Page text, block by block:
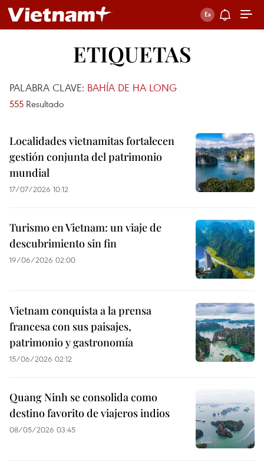
ETIQUETAS
PALABRA CLAVE: BAHÍA DE HA LONG
555 Resultado
Localidades vietnamitas fortalecen
gestión conjunta del patrimonio
mundial
17/07/2026 10:12
Turismo en Vietnam: un viaje de
descubrimiento sin fin
19/06/2026 02:00
Vietnam conquista a la prensa
francesa con sus paisajes,
patrimonio y gastronomía
15/06/2026 02:12
Quang Ninh se consolida como
destino favorito de viajeros indios
08/05/2026 03:45